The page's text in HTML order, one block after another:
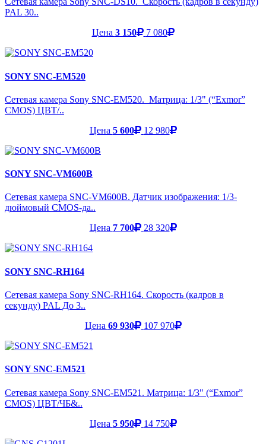
PAL 30..
Цена 3 150 7 080
SONY SNC-EM520
Сетевая камера Sony SNC-EM520. Матрица: 1/3" (“Exmor”
CMOS) ЦВТ/..
Цена 5 600 12 980
SONY SNC-VM600B
Сетевая камера SNC-VM600B. Датчик изображения: 1/3-
дюймовый CMOS-да..
Цена 7 700 28 320
SONY SNC-RH164
Сетевая камера Sony SNC-RH164. Скорость (кадров в
секунду) PAL До 3..
Цена 69 930 107 970
SONY SNC-EM521
Сетевая камера Sony SNC-EM521. Матрица: 1/3" (“Exmor”
CMOS) ЦВТ/ЧБ&..
Цена 5 950 14 750